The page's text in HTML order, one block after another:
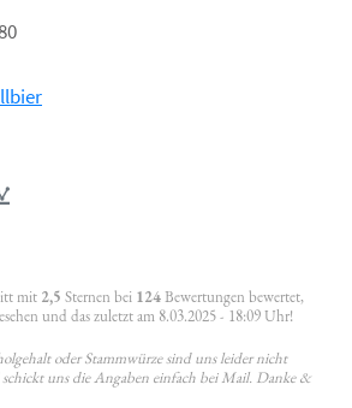
mit 2,5 Sternen bei 124Bewertungen bewertet,
und das zuletzt am 8.03.2025 - 18:09 Uhr!
oder Stammwürze sind uns leider nicht
uns die Angaben einfach bei Mail. Danke &